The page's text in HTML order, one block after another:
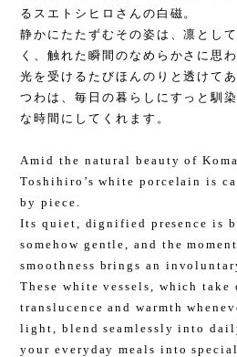
るスエトシヒロさんの白磁。
静かにたたずむその姿は、凛とし
く、触れた瞬間のなめらかさに思
光を受けるたびほんのりと透けて
つわは、毎日の暮らしにすっと馴
な時間にしてくれます。
Amid the natural beauty of
Toshihiro’s white porcelain is
by piece.
Its quiet, dignified presence is
somehow gentle, and the
smoothness brings an
These white vessels, which take
translucence and warmth
light, blend seamlessly into
your everyday meals into